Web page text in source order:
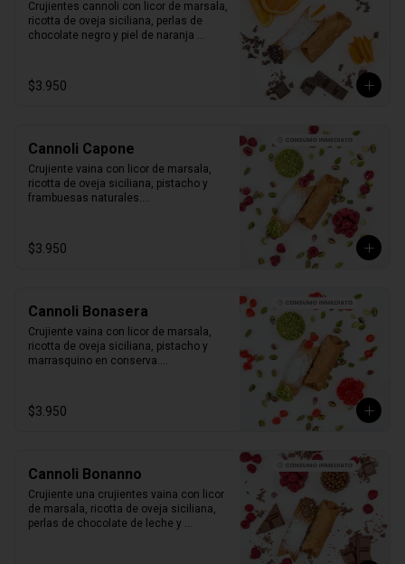
Crujientes cannoli con licor de marsala,
ricotta de oveja siciliana, perlas de
chocolate negro y piel de naranja
$3.950
Cannoli Capone
Crujiente vaina con licor de marsala,
ricotta de oveja siciliana, pistacho y
frambuesas naturales.
$3.950
Cannoli Bonasera
Crujiente vaina con licor de marsala,
ricotta de oveja siciliana, pistacho y
marrasquino en conserva.
$3.950
Cannoli Bonanno
Crujiente una crujientes vaina con licor
de marsala, ricotta de oveja siciliana,
perlas de chocolate de leche y